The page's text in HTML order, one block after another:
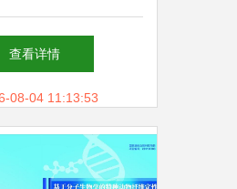
产业转型升级之路
查看详情
08-04 11:13:53